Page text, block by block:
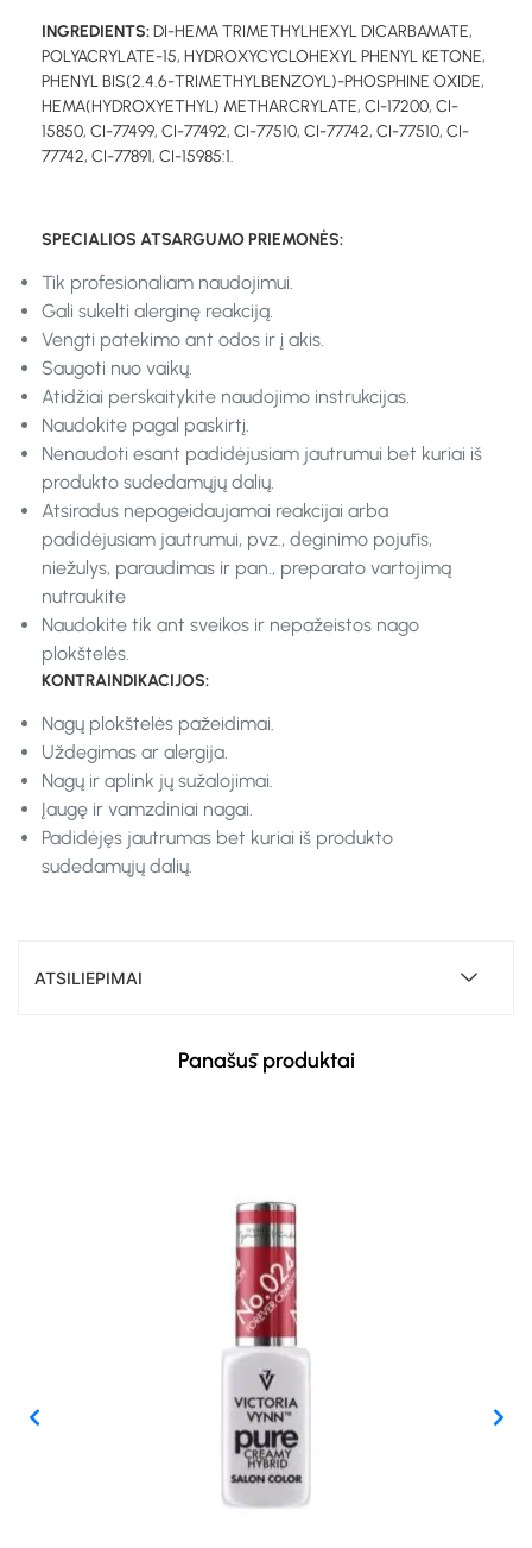
INGREDIENTS:DI-HEMA TRIMETHYLHEXYL DICARBAMATE,
POLYACRYLATE-15, HYDROXYCYCLOHEXYL PHENYL KETONE,
PHENYL BIS(2.4.6-TRIMETHYLBENZOYL)-PHOSPHINE OXIDE,
HEMA(HYDROXYETHYL) METHARCRYLATE, CI-17200, CI-
15850, CI-77499, CI-77492, CI-77510, CI-77742, CI-77510, CI-
77742, CI-77891, CI-15985:1.
SPECIALIOS ATSARGUMO PRIEMONĖS:
Tik profesionaliam naudojimui.
Gali sukelti alerginę reakciją.
Vengti patekimo ant odos ir į akis.
Saugoti nuo vaikų.
Atidžiai perskaitykite naudojimo instrukcijas.
Naudokite pagal paskirtį.
Nenaudoti esant padidėjusiam jautrumui bet kuriai iš
produkto sudedamųjų dalių.
Atsiradus nepageidaujamai reakcijai arba
padidėjusiam jautrumui, pvz., deginimo pojūtis,
niežulys, paraudimas ir pan., preparato vartojimą
nutraukite
Naudokite tik ant sveikos ir nepažeistos nago
plokštelės.
KONTRAINDIKACIJOS:
Nagų plokštelės pažeidimai.
Uždegimas ar alergija.
Nagų ir aplink jų sužalojimai.
Įaugę ir vamzdiniai nagai.
Padidėjęs jautrumas bet kuriai iš produkto
sudedamųjų dalių.
ATSILIEPIMAI
Panašūs produktai